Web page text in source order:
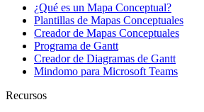
¿Qué es un Mapa Conceptual?
Plantillas de Mapas Conceptuales
Creador de Mapas Conceptuales
Programa de Gantt
Creador de Diagramas de Gantt
Mindomo para Microsoft Teams
Recursos